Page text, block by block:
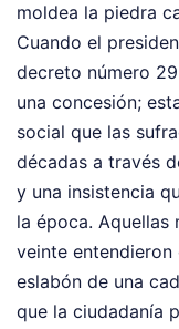
moldea la piedra
Cuando el
decreto número
una concesión;
social que las
décadas a través
y una insistencia
la época. Aquellas
veinte
eslabón de una
que la ciudadanía